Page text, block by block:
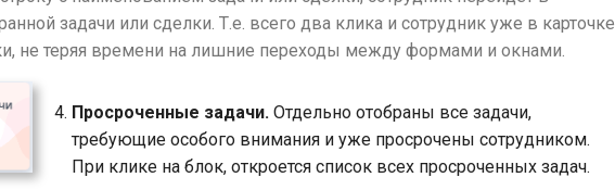
задачи или сделки. Т.е. всего два клика и сотрудник уже в карточке
не теряя времени на лишние переходы между формами и окнами.
Просроченные задачи. Отдельно отобраны все задачи,
требующие особого внимания и уже просрочены сотрудником.
При клике на блок, откроется список всех просроченных задач.